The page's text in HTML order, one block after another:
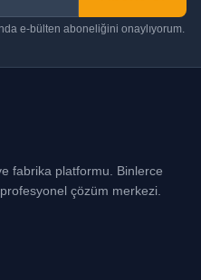
e-bülten aboneliğini onaylıyorum.
fabrika platformu. Binlerce
çözüm merkezi.